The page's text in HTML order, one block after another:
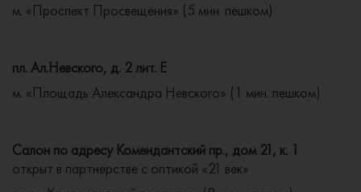
м. «Проспект Просвещения» (5 мин. пешком)
пл. Ал.Невского, д. 2 лит. Е
м. «Площадь Александра Невского» (1 мин. пешком)
Салон по адресу Комендантский пр., дом 21, к. 1
открыт в партнерстве с оптикой «21 век»